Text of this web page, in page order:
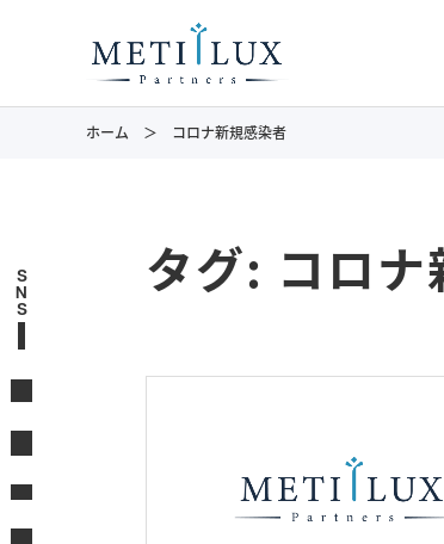
ホーム コロナ新規感染者
タグ: コロ
S
N
S